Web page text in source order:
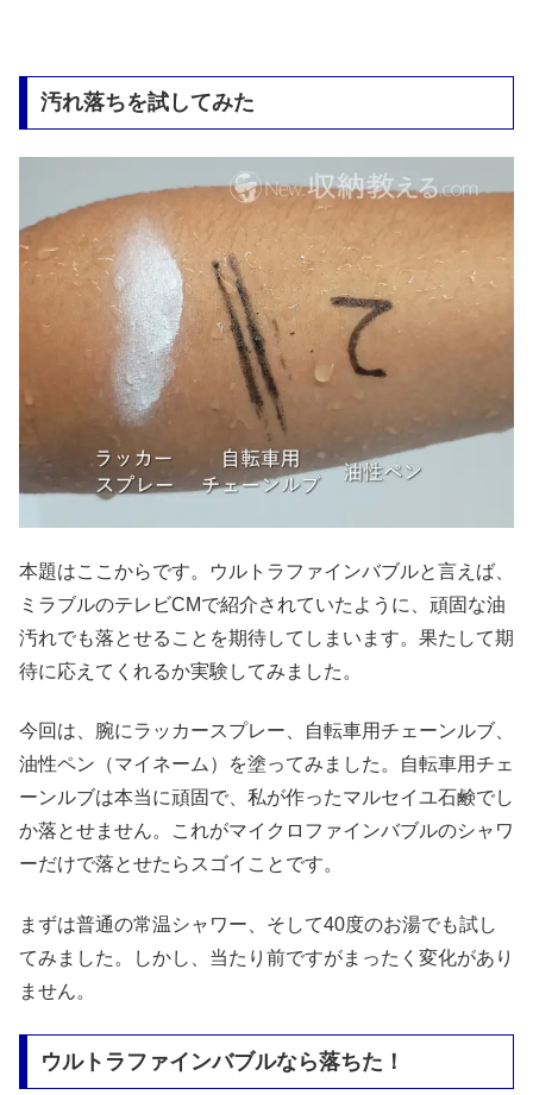
汚れ落ちを試してみた
本題はここからです。ウルトラファインバブルと言えば、
ミラブルのテレビCMで紹介されていたように、頑固な油
汚れでも落とせることを期待してしまいます。果たして期
待に応えてくれるか実験してみました。
今回は、腕にラッカースプレー、自転車用チェーンルブ、
油性ペン（マイネーム）を塗ってみました。自転車用チェ
ーンルブは本当に頑固で、私が作ったマルセイユ石鹸でし
か落とせません。これがマイクロファインバブルのシャワ
ーだけで落とせたらスゴイことです。
まずは普通の常温シャワー、そして40度のお湯でも試し
てみました。しかし、当たり前ですがまったく変化があり
ません。
ウルトラファインバブルなら落ちた！